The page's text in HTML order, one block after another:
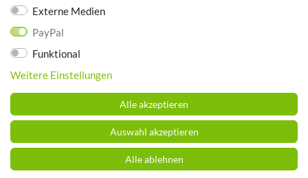
Impressum
ZAHLUNGSARTEN
© Copyright 2026 Schuhhaus Brummund. Alle Rechte vorbehalten.
Externe Medien
PayPal
Funktional
Weitere Einstellungen
Alle akzeptieren
Auswahl akzeptieren
Alle ablehnen